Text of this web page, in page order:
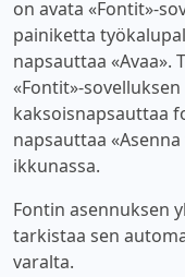
on avata «Fontit»-
painiketta
napsauttaa
«Fontit»-
kaksoisnapsauttaa
napsauttaa
ikkunassa.
Fontin asennuksen
tarkistaa sen
varalta.